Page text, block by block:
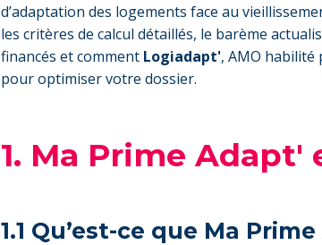
d’adaptation des logements face au
les critères de calcul détaillés, le barème
financés et comment Logiadapt', AMO habilité
pour optimiser votre dossier.
1. Ma Prime Adapt'
1.1 Qu’est-ce que Ma